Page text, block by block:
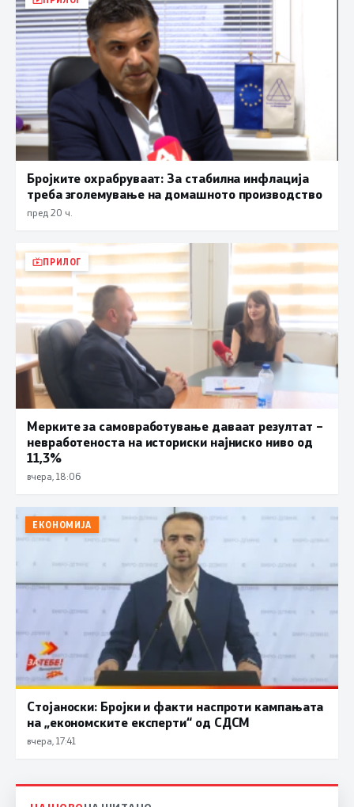
Бројките охрабруваат: За стабилна инфлација
треба зголемување на домашното производство
пред 20 ч.
ПРИЛОГ
Мерките за самовработување даваат резултат –
невработеноста на историски најниско ниво од
11,3%
вчера, 18:06
ЕКОНОМИЈА
Стојаноски: Бројки и факти наспроти кампањата
на „економските експерти“ од СДСM
вчера, 17:41